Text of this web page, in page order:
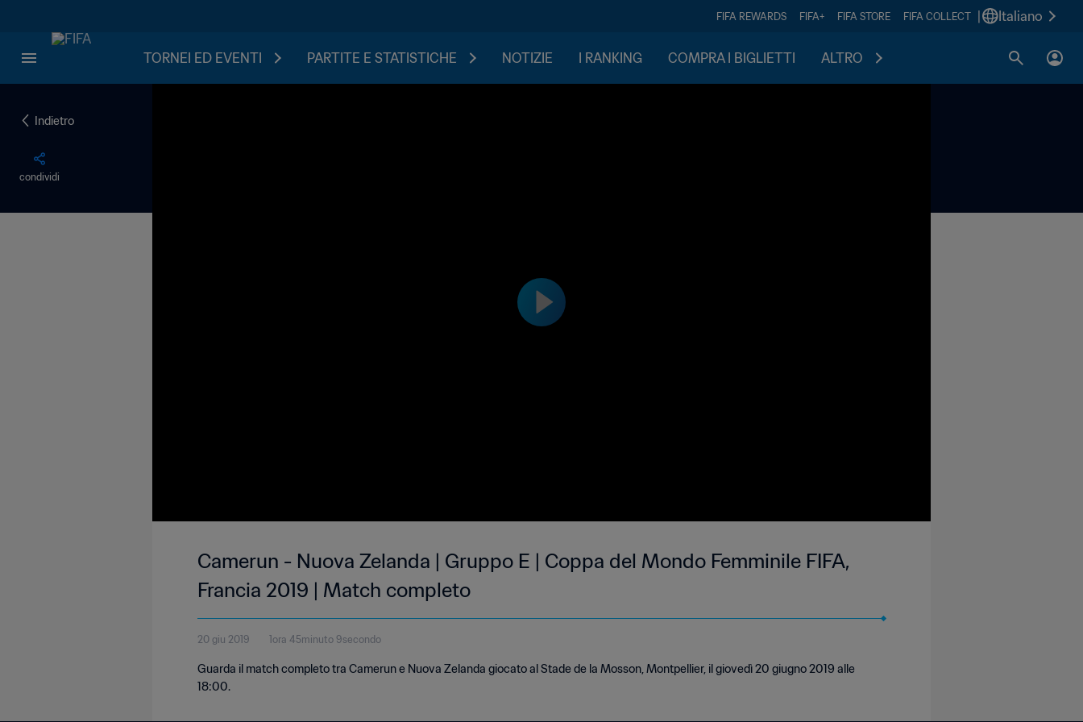
FIFA REWARDS FIFA+ FIFA STORE FIFA COLLECT Italiano
TORNEI ED EVENTI PARTITE E STATISTICHE NOTIZIE I RANKING COMPRA I BIGLIETTI ALTRO
Indietro
condividi
Camerun - Nuova Zelanda | Gruppo E | Coppa del Mondo Femminile FIFA,
Francia 2019 | Match completo
20 giu 2019 1ora 45minuto 9secondo
Guarda il match completo tra Camerun e Nuova Zelanda giocato al Stade de la Mosson, Montpellier, il giovedì 20 giugno 2019 alle
18:00.